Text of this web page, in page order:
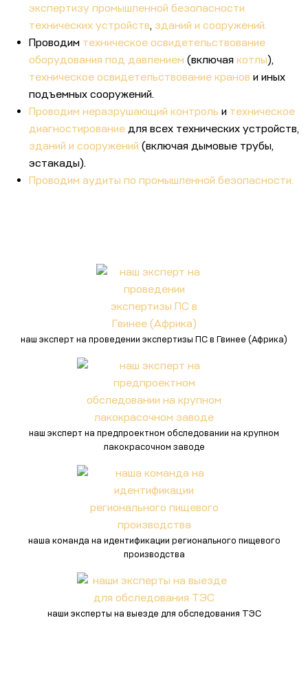
экспертизу промышленной безопасности
технических устройств, зданий и сооружений.
Проводим техническое освидетельствование
оборудования под давлением (включая котлы),
техническое освидетельствование кранов и иных
подъемных сооружений.
Проводим неразрушающий контроль и техническое
диагностирование для всех технических устройств,
зданий и сооружений (включая дымовые трубы,
эстакады).
Проводим аудиты по промышленной безопасности.
наш эксперт на проведении экспертизы ПС в Гвинее (Африка)
наш эксперт на предпроектном обследовании на крупном
лакокрасочном заводе
наша команда на идентификации регионального пищевого
производства
наши эксперты на выезде для обследования ТЭС